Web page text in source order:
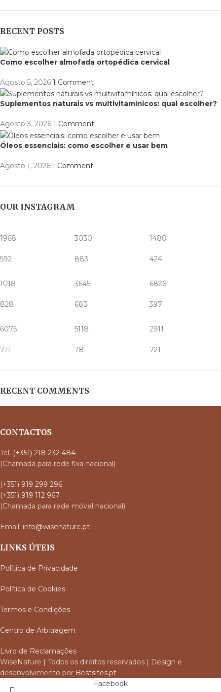
RECENT POSTS
Como escolher almofada ortopédica cervical
Agosto 5, 2026 1 Comment
Suplementos naturais vs multivitamínicos: qual escolher?
Agosto 3, 2026 1 Comment
Óleos essenciais: como escolher e usar bem
Agosto 1, 2026 1 Comment
OUR INSTAGRAM
1968
592
3030
883
1480
424
1018
828
3645
683
6826
397
6075
711
5118
78
2911
721
RECENT COMMENTS
CONTACTOS
Tel: (+351) 218 232 484
(Chamada para rede fixa nacional)
(+351) 919 299 296
(+351) 919 112 967
(Chamada para rede móvel nacional)
Email: info@wisenature.pt
LINKS ÚTEIS
Política de Privacidade
Política de Cookies
Termos e Condições
Centro de Arbitragem
Livro de Reclamações
WiseNature | Todos os direitos reservados | Design e
desenvolvimento por Bestsites.pt
Facebook